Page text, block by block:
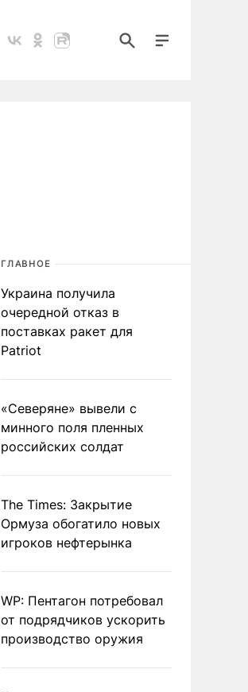
ГЛАВНОЕ
Украина получила
очередной отказ в
поставках ракет для
Patriot
«Северяне» вывели с
минного поля пленных
российских солдат
The Times: Закрытие
Ормуза обогатило новых
игроков нефтерынка
WP: Пентагон потребовал
от подрядчиков ускорить
производство оружия